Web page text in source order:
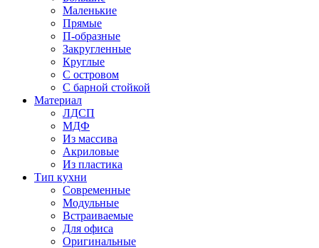
Маленькие
Прямые
П-образные
Закругленные
Круглые
С островом
С барной стойкой
Материал
ЛДСП
МДФ
Из массива
Акриловые
Из пластика
Тип кухни
Современные
Модульные
Встраиваемые
Для офиса
Оригинальные